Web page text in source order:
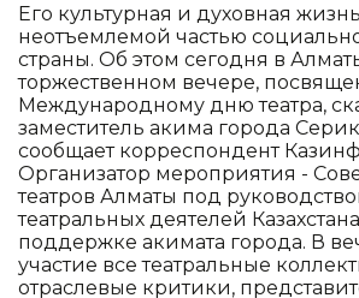
Его культурная и духовная
неотъемлемой частью
страны. Об этом сегодня в
торжественном вечере,
Международному дню театра,
заместитель акима города
сообщает корреспондент
Организатор мероприятия -
театров Алматы под
театральных деятелей
поддержке акимата города. В
участие все театральные
отраслевые критики,